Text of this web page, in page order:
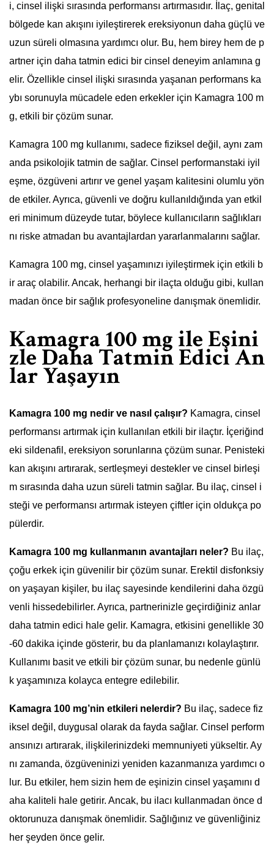
i, cinsel ilişki sırasında performansı artırmasıdır. İlaç, genital
bölgede kan akışını iyileştirerek ereksiyonun daha güçlü ve
uzun süreli olmasına yardımcı olur. Bu, hem birey hem de p
artner için daha tatmin edici bir cinsel deneyim anlamına g
elir. Özellikle cinsel ilişki sırasında yaşanan performans ka
ybı sorunuyla mücadele eden erkekler için Kamagra 100 m
g, etkili bir çözüm sunar.
Kamagra 100 mg kullanımı, sadece fiziksel değil, aynı zam
anda psikolojik tatmin de sağlar. Cinsel performanstaki iyil
eşme, özgüveni artırır ve genel yaşam kalitesini olumlu yön
de etkiler. Ayrıca, güvenli ve doğru kullanıldığında yan etkil
eri minimum düzeyde tutar, böylece kullanıcıların sağlıkları
nı riske atmadan bu avantajlardan yararlanmalarını sağlar.
Kamagra 100 mg, cinsel yaşamınızı iyileştirmek için etkili b
ir araç olabilir. Ancak, herhangi bir ilaçta olduğu gibi, kullan
madan önce bir sağlık profesyoneline danışmak önemlidir.
Kamagra 100 mg ile Eşini
zle Daha Tatmin Edici An
lar Yaşayın
Kamagra 100 mg nedir ve nasıl çalışır? Kamagra, cinsel
performansı artırmak için kullanılan etkili bir ilaçtır. İçeriğind
eki sildenafil, ereksiyon sorunlarına çözüm sunar. Penisteki
kan akışını artırarak, sertleşmeyi destekler ve cinsel birleşi
m sırasında daha uzun süreli tatmin sağlar. Bu ilaç, cinsel i
steği ve performansı artırmak isteyen çiftler için oldukça po
pülerdir.
Kamagra 100 mg kullanmanın avantajları neler? Bu ilaç,
çoğu erkek için güvenilir bir çözüm sunar. Erektil disfonksiy
on yaşayan kişiler, bu ilaç sayesinde kendilerini daha özgü
venli hissedebilirler. Ayrıca, partnerinizle geçirdiğiniz anlar
daha tatmin edici hale gelir. Kamagra, etkisini genellikle 30
-60 dakika içinde gösterir, bu da planlamanızı kolaylaştırır.
Kullanımı basit ve etkili bir çözüm sunar, bu nedenle günlü
k yaşamınıza kolayca entegre edilebilir.
Kamagra 100 mg’nin etkileri nelerdir? Bu ilaç, sadece fiz
iksel değil, duygusal olarak da fayda sağlar. Cinsel perform
ansınızı artırarak, ilişkilerinizdeki memnuniyeti yükseltir. Ay
nı zamanda, özgüveninizi yeniden kazanmanıza yardımcı o
lur. Bu etkiler, hem sizin hem de eşinizin cinsel yaşamını d
aha kaliteli hale getirir. Ancak, bu ilacı kullanmadan önce d
oktorunuza danışmak önemlidir. Sağlığınız ve güvenliğiniz
her şeyden önce gelir.